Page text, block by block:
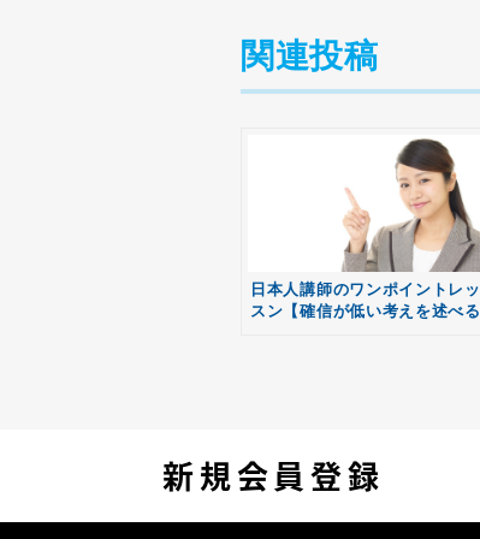
関連投稿
日本人講師のワンポイントレッ
スン【確信が低い考えを述べる
新規会員登録